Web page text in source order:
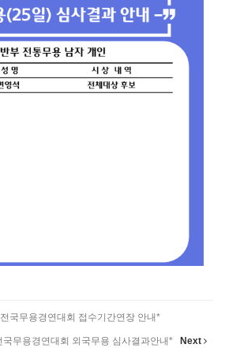
국무용경연대회 접수기간연장 안내*
무용경연대회 외국무용 심사결과안내* Next